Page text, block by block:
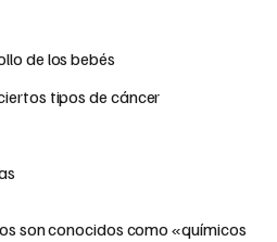
de los bebés
tipos de cáncer
son conocidos como «químicos